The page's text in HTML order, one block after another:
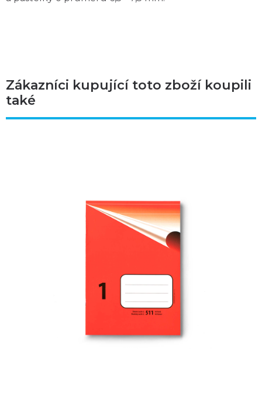
Zákazníci kupující toto zboží koupili
také